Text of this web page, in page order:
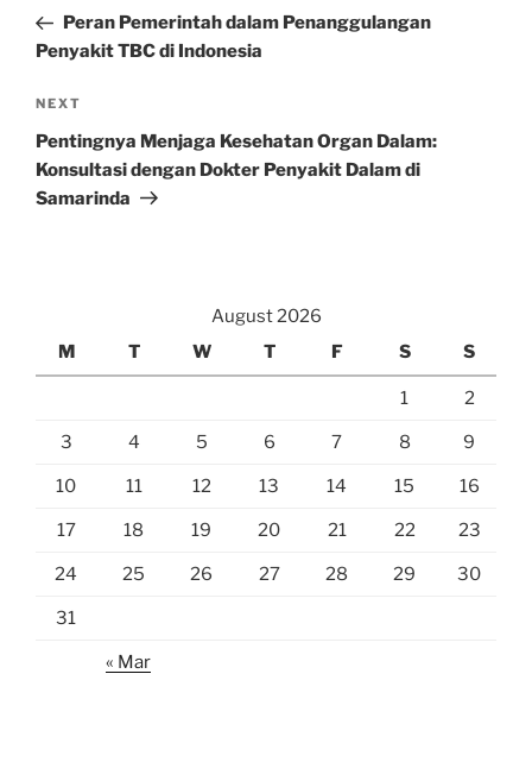
PostPeran Pemerintah dalam Penanggulangan
Penyakit TBC di Indonesia
Next
Post
NEXT
Pentingnya Menjaga Kesehatan Organ Dalam:
Konsultasi dengan Dokter Penyakit Dalam di
Samarinda
August 2026
M
T W T F S S
1 2
3 4 5 6 7 8 9
10 11 12 13 14 15 16
17 18 19 20 21 22 23
24 25 26 27 28 29 30
31
« Mar